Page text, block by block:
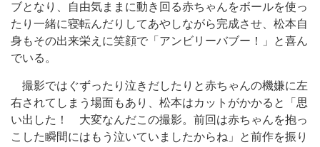
ブとなり、自由気ままに動き回る赤ちゃんをボールを使っ
たり一緒に寝転んだりしてあやしながら完成させ、松本自
身もその出来栄えに笑顔で「アンビリーバブー！」と喜ん
でいる。
撮影ではぐずったり泣きだしたりと赤ちゃんの機嫌に左
右されてしまう場面もあり、松本はカットがかかると「思
い出した！ 大変なんだこの撮影。前回は赤ちゃんを抱っ
こした瞬間にはもう泣いていましたからね」と前作を振り